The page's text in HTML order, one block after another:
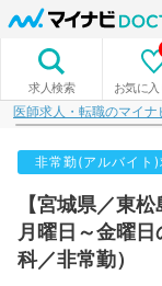
求人検索 お気に入
医師求人・転職のマイナ
非常勤(アルバイト)
【宮城県／東
月曜日～金曜
科／非常勤）